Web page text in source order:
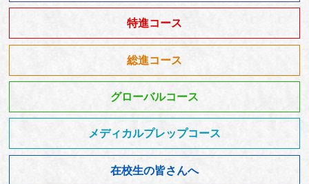
特進コース
総進コース
グローバルコース
メディカルプレップコース
在校生の皆さんへ